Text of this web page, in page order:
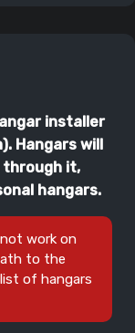
installer
Hangars will
through it,
hangars.
work on
to the
of hangars